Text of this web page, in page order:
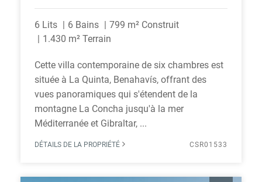
6 Lits 6 Bains
799 m² Construit
1.430 m² Terrain
Cette villa contemporaine de six chambres est
située à La Quinta, Benahavís, offrant des
vues panoramiques qui s'étendent de la
montagne La Concha jusqu'à la mer
Méditerranée et Gibraltar, ...
DÉTAILS DE LA PROPRIÉTÉ CSR01533